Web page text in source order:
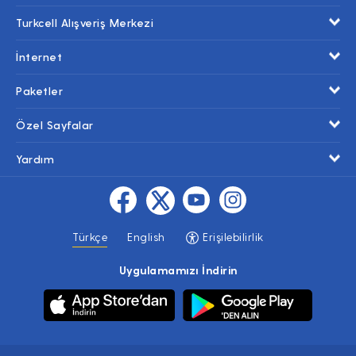
Turkcell Alışveriş Merkezi
İnternet
Paketler
Özel Sayfalar
Yardım
Türkçe English Erişilebilirlik
Uygulamamızı İndirin